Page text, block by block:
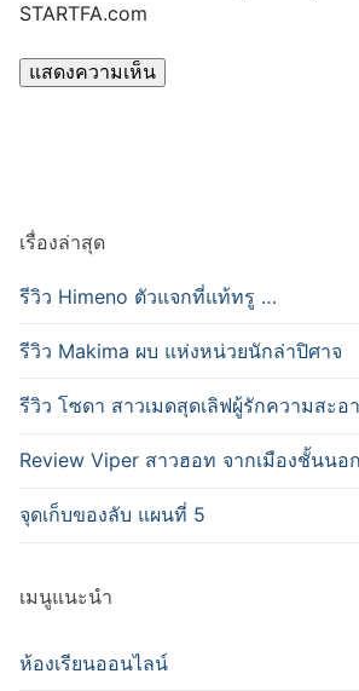
STARTFA.com
เรื่องล่าสุด
รีวิว Himeno ตัวแจกที่แท้ทรู …
รีวิว Makima ผบ แห่งหน่วยนักล่าปิศาจ
รีวิว โซดา สาวเมดสุดเลิฟผู้รักความสะอ
Review Viper สาวฮอท จากเมืองชั้นนอก
จุดเก็บของลับ แผนที่ 5
เมนูแนะนำ
ห้องเรียนออนไลน์